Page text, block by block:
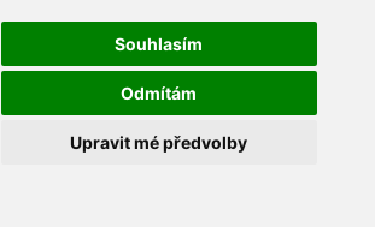
Souhlasím
Odmítám
Upravit mé předvolby